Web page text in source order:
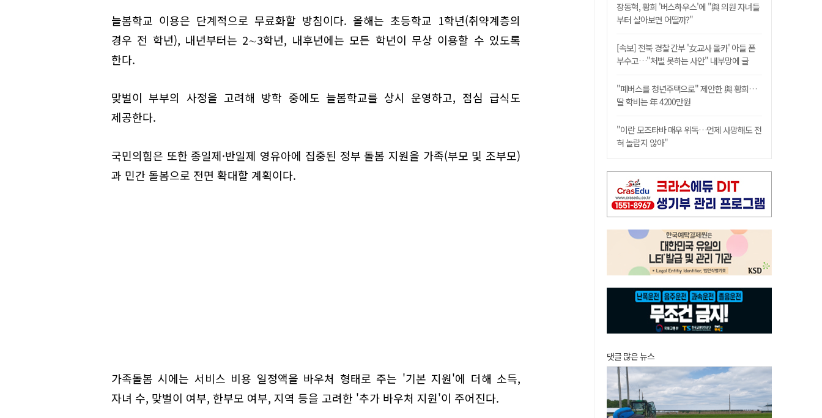
늘봄학교 이용은 단계적으로 무료화할 방침이다. 올해는 초등학교 1학년(취약계층의
경우 전 학년), 내년부터는 2∼3학년, 내후년에는 모든 학년이 무상 이용할 수 있도록
한다.
맞벌이 부부의 사정을 고려해 방학 중에도 늘봄학교를 상시 운영하고, 점심 급식도
제공한다.
국민의힘은 또한 종일제·반일제 영유아에 집중된 정부 돌봄 지원을 가족(부모 및 조부모)
과 민간 돌봄으로 전면 확대할 계획이다.
가족돌봄 시에는 서비스 비용 일정액을 바우처 형태로 주는 '기본 지원'에 더해 소득,
자녀 수, 맞벌이 여부, 한부모 여부, 지역 등을 고려한 '추가 바우처 지원'이 주어진다.
장동혁, 황희 '버스하우스'에 "與 의원 자녀들
부터 살아보면 어떨까?"
[속보] 전북 경찰 간부 '女교사 몰카' 아들 폰
부수고…"처벌 못하는 사안" 내부망에 글
"폐버스를 청년주택으로" 제안한 與 황희…
딸 학비는 年 4200만원
"이란 모즈타바 매우 위독…언제 사망해도 전
혀 놀랍지 않아"
댓글 많은 뉴스